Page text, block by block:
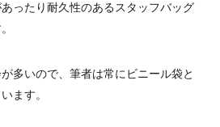
ったり耐久性のあるスタッフバッグ
多いので、筆者は常にビニール袋と
ます。